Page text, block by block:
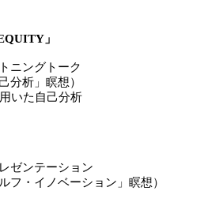
」
ニングトーク
析」瞑想）
いた自己分析
ゼンテーション
・イノベーション」瞑想）